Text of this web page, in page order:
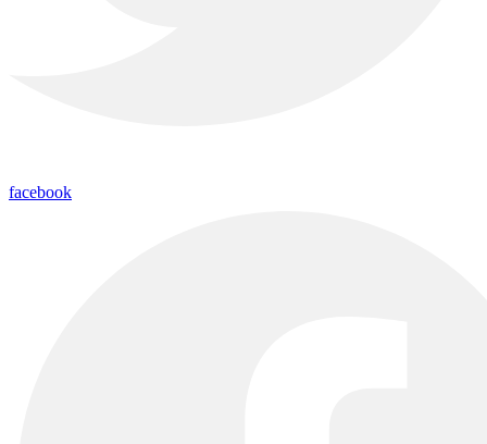
facebook